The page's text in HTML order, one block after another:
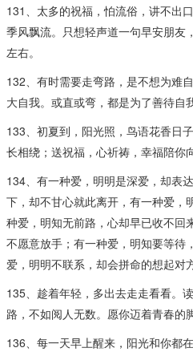
131、太多的祝福，怕流俗，讲不出
季风飘流。只想轻声道一句早安朋友
左右。
132、有时需要走弯路，是不想为难
大自我。或直或弯，都是为了善待自
133、初夏到，阳光照，鸟语花香日
长相绕；送祝福，心祈祷，幸福陪你
134、有一种爱，明明是深爱，却表
下，却不甘心就此离开，有一种爱，
种爱，明知无前路，心却早已收不回
不愿意放手；有一种爱，明知要等待
爱，明明不联系，却会拼命的想起对
135、趁着年轻，多出去走走看看。
路，不如阅人无数。愿你迈着青春的
136、每一天早上醒来，阳光和你都